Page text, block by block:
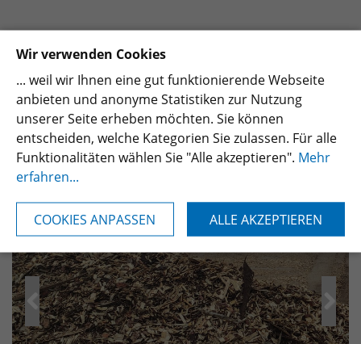
Zurück Weiter
Wir verwenden Cookies
... weil wir Ihnen eine gut funktionierende Webseite
anbieten und anonyme Statistiken zur Nutzung
unserer Seite erheben möchten. Sie können
entscheiden, welche Kategorien Sie zulassen. Für alle
Funktionalitäten wählen Sie "Alle akzeptieren". Mehr
erfahren...
COOKIES ANPASSEN ALLE AKZEPTIEREN